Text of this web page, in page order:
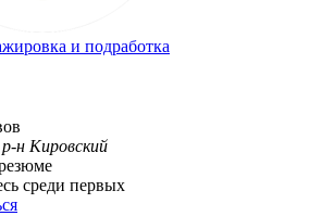
и подработка
н Кировский
среди первых